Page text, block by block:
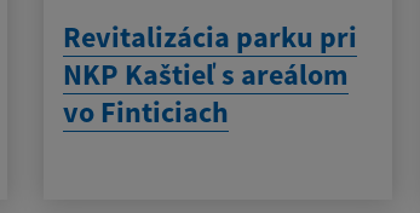
Revitalizácia parku pri
NKP Kaštieľ s areálom
vo Finticiach